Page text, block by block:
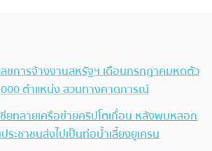
ลขการจ้างงานสหรัฐฯ เดือนกรกฎาคมหดตัว
ตำแหน่ง สวนทางคาดการณ์
ซียทลายเครือข่ายคริปโตเถื่อน หลังพบหลอก
ระชาชนส่งไปเป็นท่อน้ำเลี้ยงยูเครน